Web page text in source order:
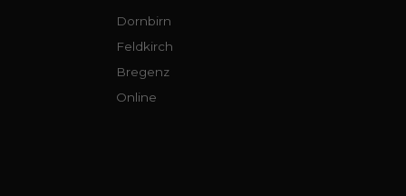
Dornbirn
Feldkirch
Bregenz
Online